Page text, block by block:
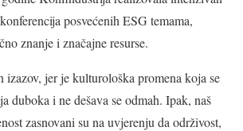
posvećenih ESG temama,
znanje i značajne resurse.
izazov, jer je kulturološka promena koja se
duboka i ne dešava se odmah. Ipak, naš
zasnovani su na uvjerenju da održivost,